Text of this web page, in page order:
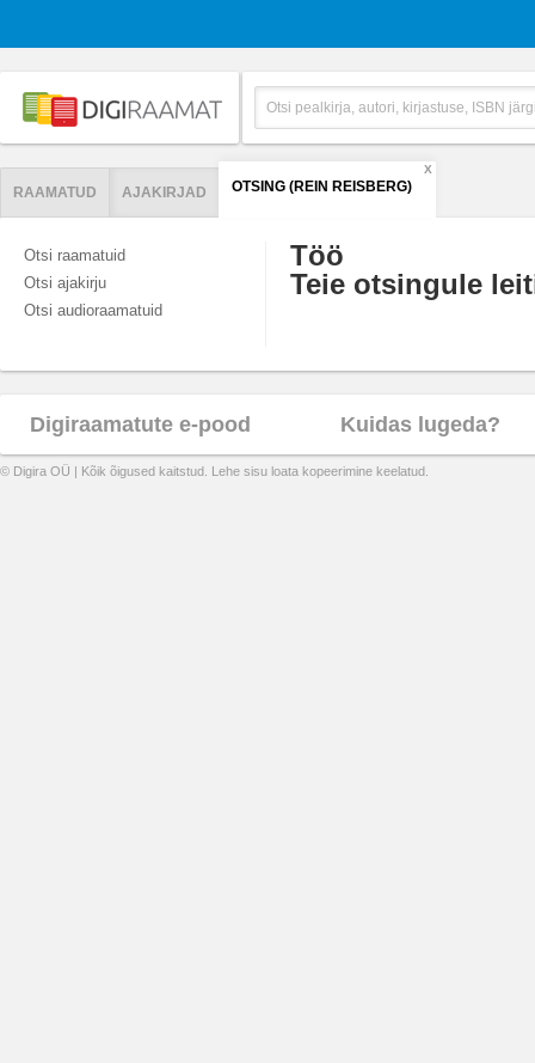
RAAMATUD AJAKIRJAD OTSING (REIN REISBERG)
X
Otsi raamatuid
Otsi ajakirju
Otsi audioraamatuid
Töö
Teie otsingule
Digiraamatute e-pood Kuidas lugeda?
© Digira OÜ | Kõik õigused kaitstud. Lehe sisu loata kopeerimine keelatud.